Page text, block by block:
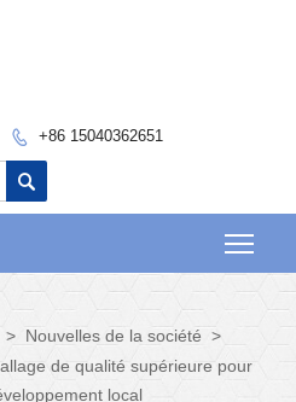
 +86 15040362651

> Nouvelles de la société >
de qualité supérieure pour
local